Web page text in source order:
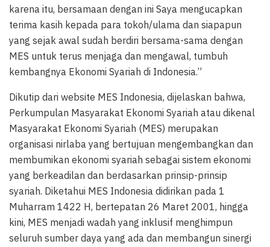
karena itu, bersamaan dengan ini Saya mengucapkan
terima kasih kepada para tokoh/ulama dan siapapun
yang sejak awal sudah berdiri bersama-sama dengan
MES untuk terus menjaga dan mengawal, tumbuh
kembangnya Ekonomi Syariah di Indonesia.”
Dikutip dari website MES Indonesia, dijelaskan bahwa,
Perkumpulan Masyarakat Ekonomi Syariah atau dikenal
Masyarakat Ekonomi Syariah (MES) merupakan
organisasi nirlaba yang bertujuan mengembangkan dan
membumikan ekonomi syariah sebagai sistem ekonomi
yang berkeadilan dan berdasarkan prinsip-prinsip
syariah. Diketahui MES Indonesia didirikan pada 1
Muharram 1422 H, bertepatan 26 Maret 2001, hingga
kini, MES menjadi wadah yang inklusif menghimpun
seluruh sumber daya yang ada dan membangun sinergi